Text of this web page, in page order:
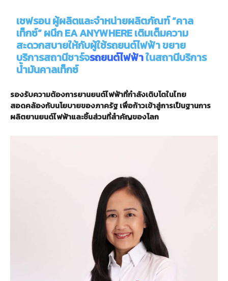
เชฟรอน ผู้ผลิตและจำหน่ายผลิตภัณฑ์“คาล
เท็กซ์”ผนึกEA ANYWHEREเติมเต็มความ
สะดวกสบายให้กับผู้ใช้รถยนต์ไฟฟ้า ขยาย
บริการสถานีชาร์จรถยนต์ไฟฟ้าในสถานีบริการ
น้ำมันคาลเท็กซ์
รองรับความต้องการยานยนต์ไฟฟ้าที่กำลังเติบโตในไทย
สอดคล้องกับนโยบายของภาครัฐ เพื่อก้าวเข้าสู่การเป็นฐานการ
ผลิตยานยนต์ไฟฟ้าและชิ้นส่วนที่สำคัญของโลก